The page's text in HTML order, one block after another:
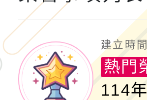
成果展」
桃園市大溪
年八月份教師
國立成功大
融平台-教案
115學年度「
建立時
熱門
114